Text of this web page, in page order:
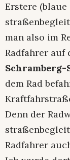
Erstere
man also im
Radfahrer auf
dem Rad
Denn der
Radfahrer